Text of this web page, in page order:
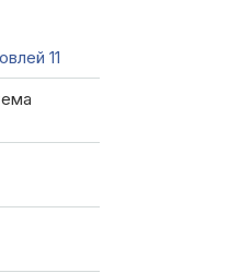
11